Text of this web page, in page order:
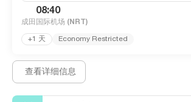
08:40
成田国际机场 (NRT)
+1 天 Economy Restricted
查看详细信息